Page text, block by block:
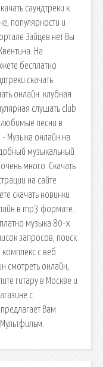
саундтреки к
популярности и
Зайцев.нет Вы
На
бесплатно
скачать
онлайн. клубная
слушать club
песни в
Музыка онлайн на
музыкальный
много. Скачать
на сайте
скачать новинки
в mp3 формате.
музыка 80-х
запросов, поиск
с веб.
смотреть онлайн,
гитару в Москве и
с
Вам